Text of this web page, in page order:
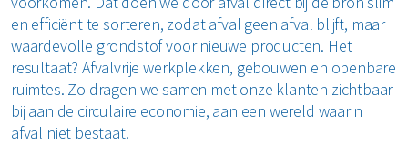
Renewi Ecosmart
Waarom Renewi EcoSmart?
Onze diensten
Interne inzamelmiddelen
Industriële diensten
Mobiele slibontwatering
Hout
Matrassen
Papier en karton
Plastics
Alle circulaire materialen
en efficiënt te sorteren, zodat afval geen afval blijft, maar
waardevolle grondstof voor nieuwe producten. Het
resultaat? Afvalvrije werkplekken, gebouwen en openbare
ruimtes. Zo dragen we samen met onze klanten zichtbaar
bij aan de circulaire economie, aan een wereld waarin
afval niet bestaat.